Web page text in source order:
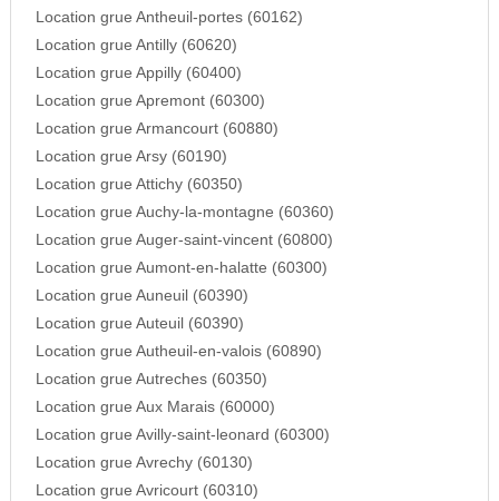
Location grue Antheuil-portes (60162)
Location grue Antilly (60620)
Location grue Appilly (60400)
Location grue Apremont (60300)
Location grue Armancourt (60880)
Location grue Arsy (60190)
Location grue Attichy (60350)
Location grue Auchy-la-montagne (60360)
Location grue Auger-saint-vincent (60800)
Location grue Aumont-en-halatte (60300)
Location grue Auneuil (60390)
Location grue Auteuil (60390)
Location grue Autheuil-en-valois (60890)
Location grue Autreches (60350)
Location grue Aux Marais (60000)
Location grue Avilly-saint-leonard (60300)
Location grue Avrechy (60130)
Location grue Avricourt (60310)